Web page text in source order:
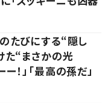
たびにする“隠し
た“まさかの光
」「最高の孫だ」